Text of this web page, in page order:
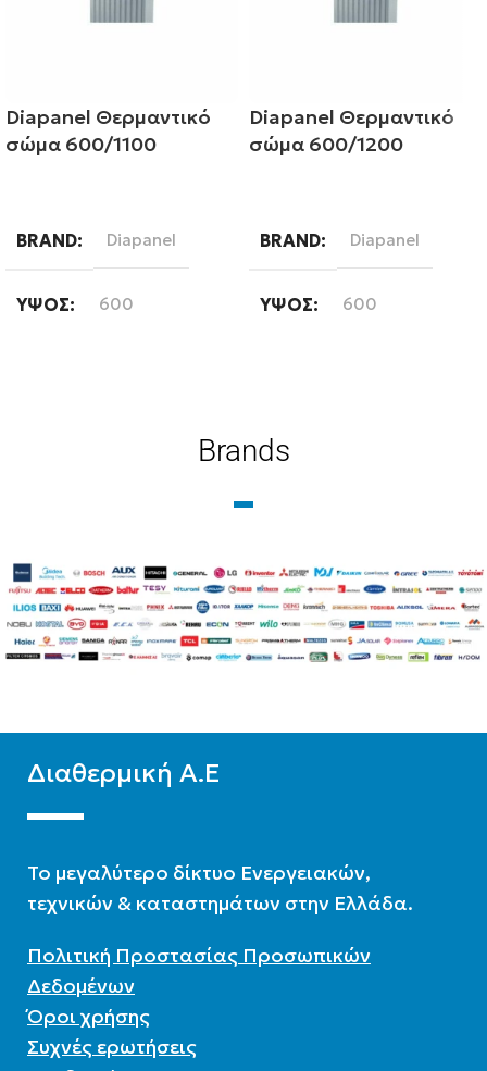
Diapanel Θερμαντικό
σώμα 600/1100
BRAND Diapanel
ΎΨΟΣ 600
Δίστηλο ,Μονόστηλο ,
Τρίστηλο
Diapanel Θερμαντικό
σώμα 600/1200
BRAND Diapanel
ΎΨΟΣ 600
ΤΎΠΟΣ ΒΡΌΓΧΟΥ
Δίστηλο ,Μονόστηλο ,
Τρίστηλο
Brands
Διαθερμική Α.Ε
To μεγαλύτερο δίκτυο Ενεργειακών,
τεχνικών & καταστημάτων στην Ελλάδα.
Πολιτική Προστασίας Προσωπικών
Δεδομένων
Όροι χρήσης
Συχνές ερωτήσεις